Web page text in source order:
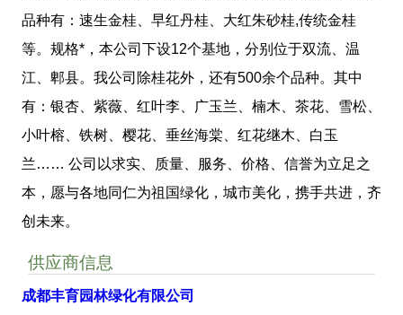
品种有：速生金桂、早红丹桂、大红朱砂桂,传统金桂
等。规格*，本公司下设12个基地，分别位于双流、温
江、郫县。我公司除桂花外，还有500余个品种。其中
有：银杏、紫薇、红叶李、广玉兰、楠木、茶花、雪松、
小叶榕、铁树、樱花、垂丝海棠、红花继木、白玉
兰…… 公司以求实、质量、服务、价格、信誉为立足之
本，愿与各地同仁为祖国绿化，城市美化，携手共进，齐
创未来。
供应商信息
成都丰育园林绿化有限公司